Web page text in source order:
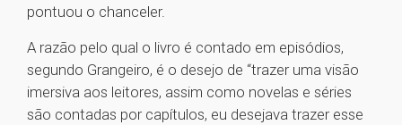
pontuou o chanceler.
A razão pelo qual o livro é contado em episódios,
segundo Grangeiro, é o desejo de “trazer uma visão
imersiva aos leitores, assim como novelas e séries
são contadas por capítulos, eu desejava trazer esse